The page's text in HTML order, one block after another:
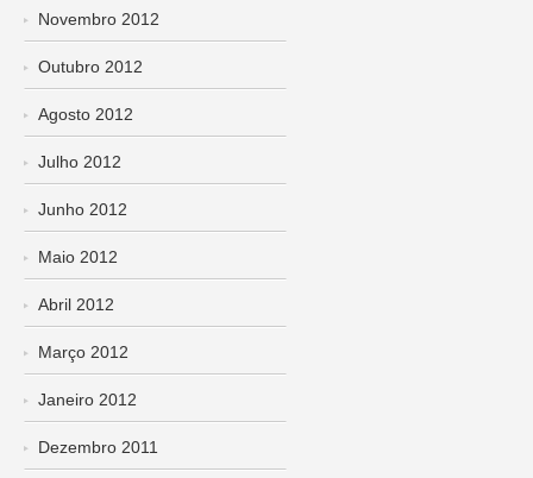
Novembro 2012
Outubro 2012
Agosto 2012
Julho 2012
Junho 2012
Maio 2012
Abril 2012
Março 2012
Janeiro 2012
Dezembro 2011